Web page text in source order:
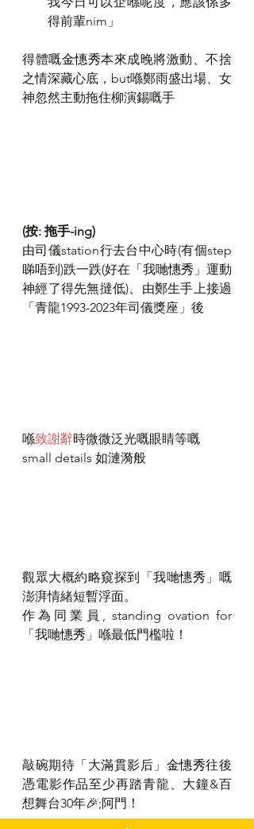
得前輩nim」
得體嘅金憓秀本來成晚將激動、不捨
之情深藏心底，but喺鄭雨盛出場、女
神忽然主動拖住柳演錫嘅手
(按: 拖手-ing)
由司儀station行去台中心時(有個step
睇唔到)跌一跌(好在「我哋憓秀 」運動
神經了得先無撻低)、由鄭生手上接過
「青龍1993-2023年司儀獎座」後
喺致謝辭時微微泛光嘅眼睛等嘅
small details 如漣漪般
觀眾大概約略窺探到「我哋憓秀 」嘅
澎湃情緒短暫浮面。
作為同業員, standing ovation for
「我哋憓秀 」喺最低門檻啦！
敲碗期待「大滿貫影后」 金憓秀往後
憑電影作品至少再踏青龍、大鐘&百
想舞台30年🎉;阿門！